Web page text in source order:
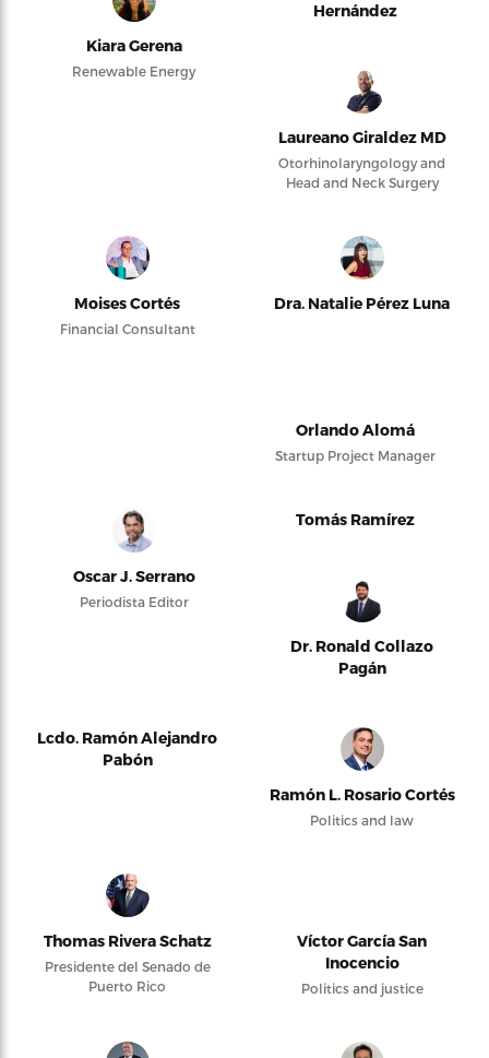
Kiara Gerena
Renewable Energy
Hernández
Laureano Giraldez MD
Otorhinolaryngology and
Head and Neck Surgery
Moises Cortés
Financial Consultant
Dra. Natalie Pérez Luna
Orlando Alomá
Startup Project Manager
Oscar J. Serrano
Periodista Editor
Tomás Ramírez
Dr. Ronald Collazo
Pagán
Lcdo. Ramón Alejandro
Pabón
Ramón L. Rosario Cortés
Politics and law
Thomas Rivera Schatz
Presidente del Senado de
Puerto Rico
Víctor García San
Inocencio
Politics and justice